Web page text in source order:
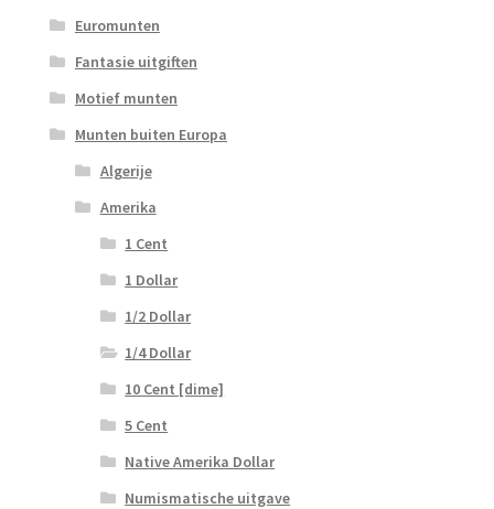
Euromunten
Fantasie uitgiften
Motief munten
Munten buiten Europa
Algerije
Amerika
1 Cent
1 Dollar
1/2 Dollar
1/4 Dollar
10 Cent [dime]
5 Cent
Native Amerika Dollar
Numismatische uitgave